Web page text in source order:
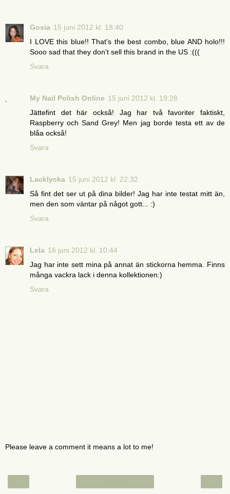
Gosia 15 juni 2012 kl. 18:40
I LOVE this blue!! That's the best combo, blue AND holo!!!
Sooo sad that they don't sell this brand in the US :(((
Svara
My Nail Polish Online 15 juni 2012 kl. 19:28
Jättefint det här också! Jag har två favoriter faktiskt,
Raspberry och Sand Grey! Men jag borde testa ett av de
blåa också!
Svara
Lacklycka 15 juni 2012 kl. 22:32
Så fint det ser ut på dina bilder! Jag har inte testat mitt än,
men den som väntar på något gott... :)
Svara
Lela 16 juni 2012 kl. 10:44
Jag har inte sett mina på annat än stickorna hemma. Finns
många vackra lack i denna kollektionen:)
Svara
Please leave a comment it means a lot to me!